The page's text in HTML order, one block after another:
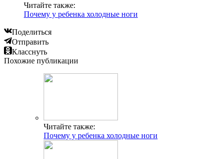
Читайте также:
Почему у ребенка холодные ноги
Поделиться
Отправить
Класснуть
Похожие публикации
Читайте также:
Почему у ребенка холодные ноги